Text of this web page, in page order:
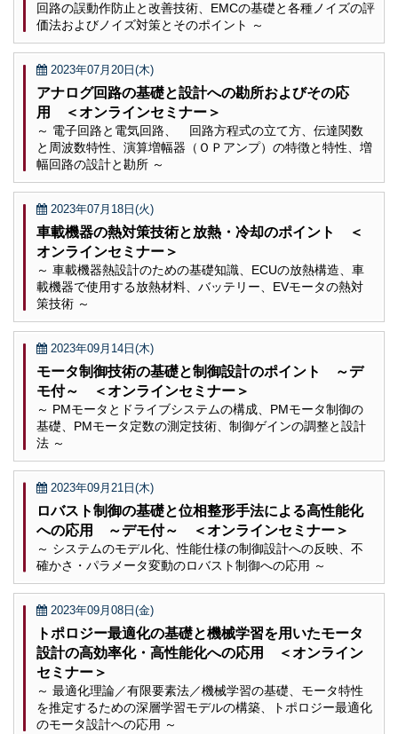
回路の誤動作防止と改善技術、EMCの基礎と各種ノイズの評
価法およびノイズ対策とそのポイント ～
2023年07月20日(木)
アナログ回路の基礎と設計への勘所およびその応
用 ＜オンラインセミナー＞
～ 電子回路と電気回路、 回路方程式の立て方、伝達関数
と周波数特性、演算増幅器（ＯＰアンプ）の特徴と特性、増
幅回路の設計と勘所 ～
2023年07月18日(火)
車載機器の熱対策技術と放熱・冷却のポイント ＜
オンラインセミナー＞
～ 車載機器熱設計のための基礎知識、ECUの放熱構造、車
載機器で使用する放熱材料、バッテリー、EVモータの熱対
策技術 ～
2023年09月14日(木)
モータ制御技術の基礎と制御設計のポイント ～デ
モ付～ ＜オンラインセミナー＞
～ PMモータとドライブシステムの構成、PMモータ制御の
基礎、PMモータ定数の測定技術、制御ゲインの調整と設計
法 ～
2023年09月21日(木)
ロバスト制御の基礎と位相整形手法による高性能化
への応用 ～デモ付～ ＜オンラインセミナー＞
～ システムのモデル化、性能仕様の制御設計への反映、不
確かさ・パラメータ変動のロバスト制御への応用 ～
2023年09月08日(金)
トポロジー最適化の基礎と機械学習を用いたモータ
設計の高効率化・高性能化への応用 ＜オンライン
セミナー＞
～ 最適化理論／有限要素法／機械学習の基礎、モータ特性
を推定するための深層学習モデルの構築、トポロジー最適化
のモータ設計への応用 ～